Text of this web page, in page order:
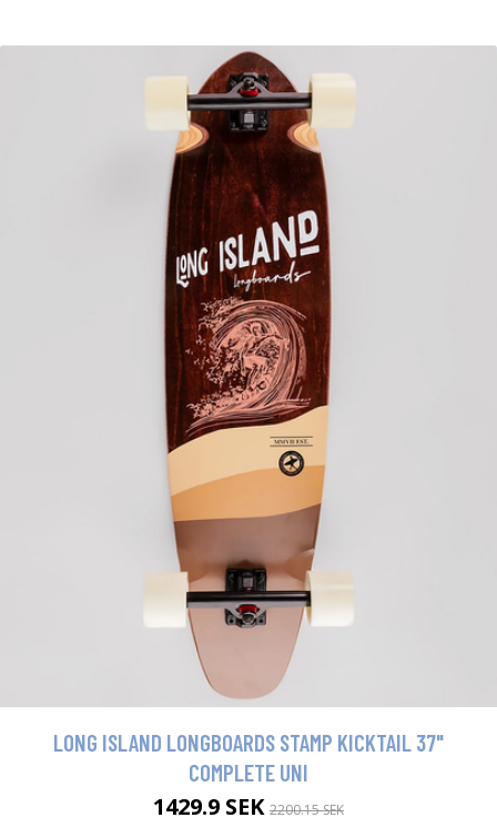
LONG ISLAND LONGBOARDS STAMP KICKTAIL 37"
COMPLETE UNI
1429.9 SEK 2200.15 SEK